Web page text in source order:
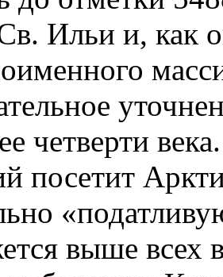
Ильи и, как
четверти
посетит
выше всех